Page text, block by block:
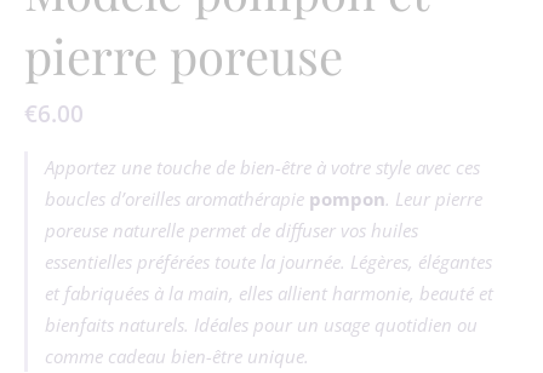
pierre poreuse
€6.00
Apportez une touche de bien-être à votre style avec ces
boucles d’oreilles aromathérapie pompon. Leur pierre
poreuse naturelle permet de diffuser vos huiles
essentielles préférées toute la journée. Légères, élégantes
et fabriquées à la main, elles allient harmonie, beauté et
bienfaits naturels. Idéales pour un usage quotidien ou
comme cadeau bien-être unique.